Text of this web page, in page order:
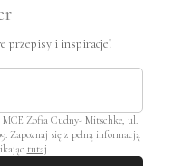
przepisy i inspiracje!
Zofia Cudny- Mitschke, ul.
Zapoznaj się z pełną informacją
tutaj.